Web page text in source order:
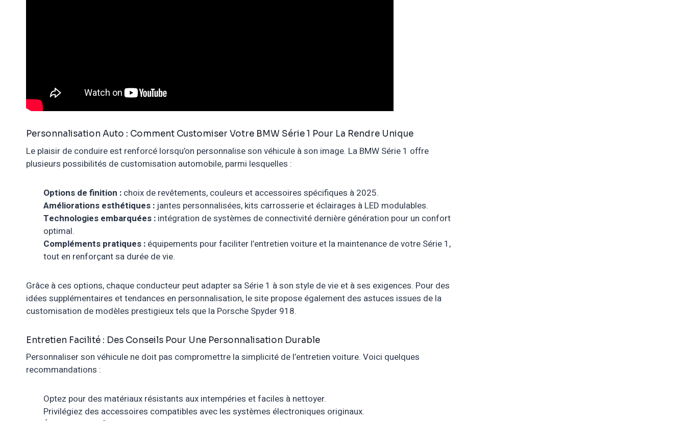
Personnalisation Auto : Comment Customiser Votre BMW Série 1 Pour La Rendre Unique
Le plaisir de conduire est renforcé lorsqu’on personnalise son véhicule à son image. La BMW Série 1 offre
plusieurs possibilités de customisation automobile, parmi lesquelles :
Options de finition : choix de revêtements, couleurs et accessoires spécifiques à 2025.
Améliorations esthétiques : jantes personnalisées, kits carrosserie et éclairages à LED modulables.
Technologies embarquées : intégration de systèmes de connectivité dernière génération pour un confort
optimal.
Compléments pratiques : équipements pour faciliter l’entretien voiture et la maintenance de votre Série 1,
tout en renforçant sa durée de vie.
Grâce à ces options, chaque conducteur peut adapter sa Série 1 à son style de vie et à ses exigences. Pour des
idées supplémentaires et tendances en personnalisation, le site propose également des astuces issues de la
customisation de modèles prestigieux tels que la Porsche Spyder 918.
Entretien Facilité : Des Conseils Pour Une Personnalisation Durable
Personnaliser son véhicule ne doit pas compromettre la simplicité de l’entretien voiture. Voici quelques
recommandations :
Optez pour des matériaux résistants aux intempéries et faciles à nettoyer.
Privilégiez des accessoires compatibles avec les systèmes électroniques originaux.